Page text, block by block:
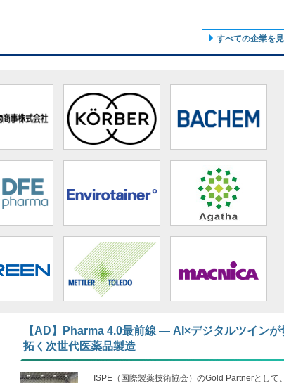
すべての企業を
【AD】Pharma 4.0最前線 ― AI×デジタルツインが
拓く次世代医薬品製造
ISPE（国際製薬技術協会）のGold Partnerとして